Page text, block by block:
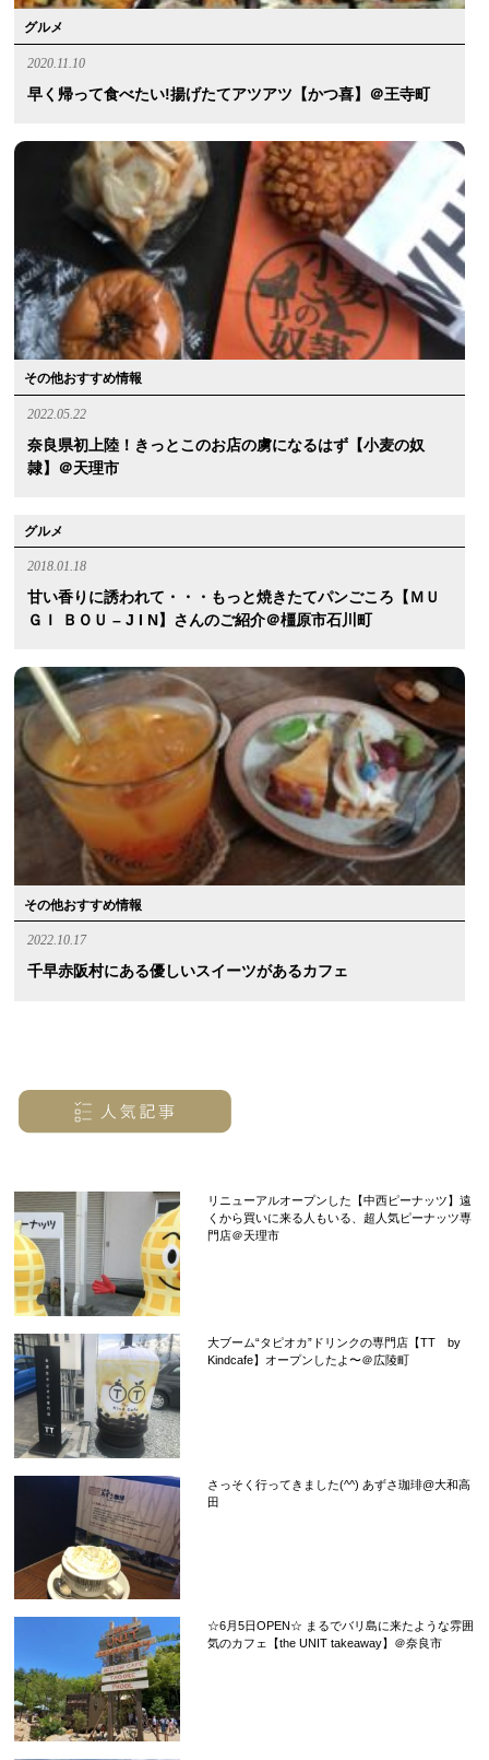
グルメ
2020.11.10
早く帰って食べたい!揚げたてアツアツ【かつ喜】＠王寺町
その他おすすめ情報
2022.05.22
奈良県初上陸！きっとこのお店の虜になるはず【小麦の奴
隷】＠天理市
グルメ
2018.01.18
甘い香りに誘われて・・・もっと焼きたてパンごころ【ＭＵ
ＧＩ ＢＯＵ – J I N】さんのご紹介＠橿原市石川町
その他おすすめ情報
2022.10.17
千早赤阪村にある優しいスイーツがあるカフェ
リニューアルオープンした【中西ピーナッツ】遠
くから買いに来る人もいる、超人気ピーナッツ専
門店＠天理市
大ブーム“タピオカ”ドリンクの専門店【TT by
Kindcafe】オープンしたよ〜＠広陵町
さっそく行ってきました(^^) あずさ珈琲@大和高
田
☆6月5日OPEN☆ まるでバリ島に来たような雰囲
気のカフェ【the UNIT takeaway】＠奈良市